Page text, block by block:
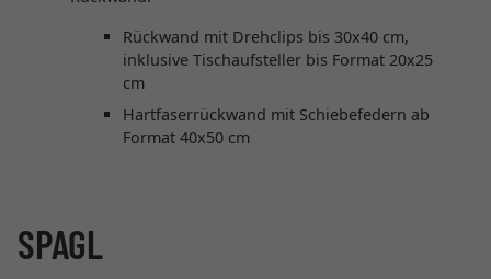
Rückwand mit Drehclips bis 30x40 cm,
inklusive Tischaufsteller bis Format 20x25
cm
Hartfaserrückwand mit Schiebefedern ab
Format 40x50 cm
SPAGL